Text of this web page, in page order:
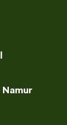
Namur